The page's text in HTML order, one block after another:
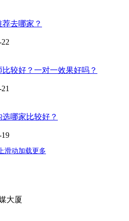
去哪家？
较好？一对一效果好吗？
哪家比较好？
19
滑动加载更多
大厦